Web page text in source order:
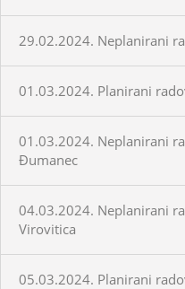
29.02.2024. Neplanirani
01.03.2024. Planirani
01.03.2024. Neplanirani
Đumanec
04.03.2024. Neplanirani
Virovitica
05.03.2024. Planirani